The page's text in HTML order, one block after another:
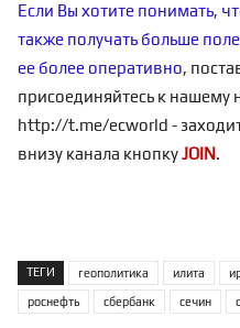
Если Вы хотите понимать,
также получать больше
ее более оперативно,
присоединяйтесь к нашему
http://t.me/ecworld -
внизу канала кнопкуJOIN.
ТЕГИ геополитика илита
роснефть сбербанк сечин